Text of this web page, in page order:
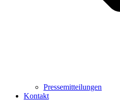
Pressemitteilungen
Kontakt